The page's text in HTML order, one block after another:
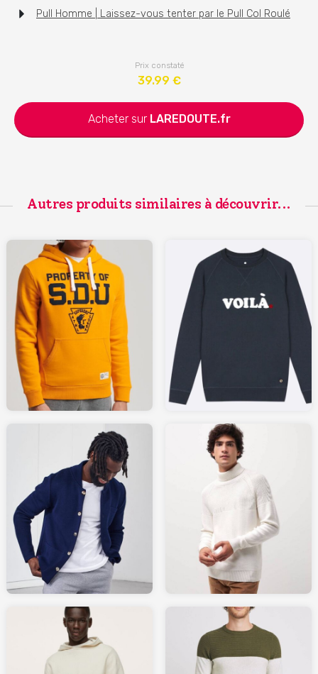
Pull Homme | Laissez-vous tenter par le Pull Col Roulé
Prix constaté
39.99 €
Acheter sur LAREDOUTE.fr
Autres produits similaires à découvrir...
SUPERDRY.fr
220.00
LESLIPFRANCAIS.fr
LAREDOUTE.fr